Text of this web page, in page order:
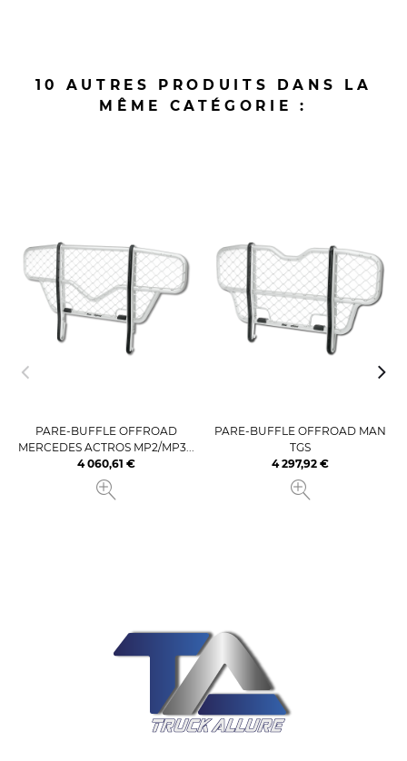
10 AUTRES PRODUITS DANS LA
MÊME CATÉGORIE :
PARE-BUFFLE OFFROAD
MERCEDES ACTROS MP2/MP3...
Prix
4 060,61 €
PARE-BUFFLE OFFROAD MAN
TGS
Prix
4 297,92 €